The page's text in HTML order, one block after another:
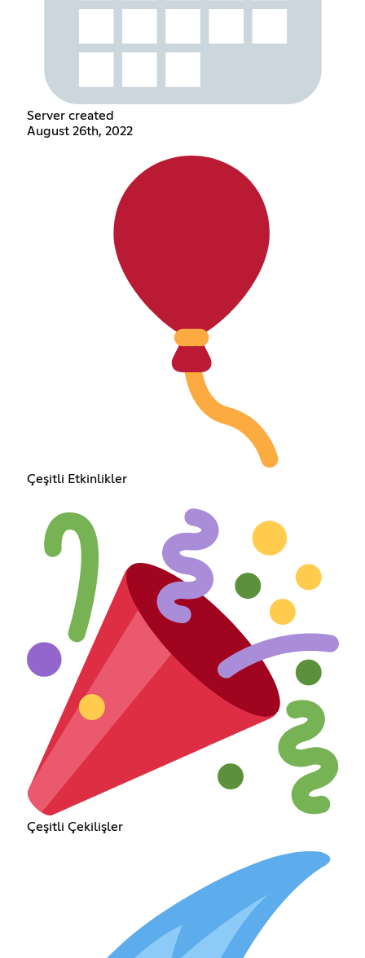
Server created
August 26th, 2022
Çeşitli Etkinlikler
Çeşitli Çekilişler